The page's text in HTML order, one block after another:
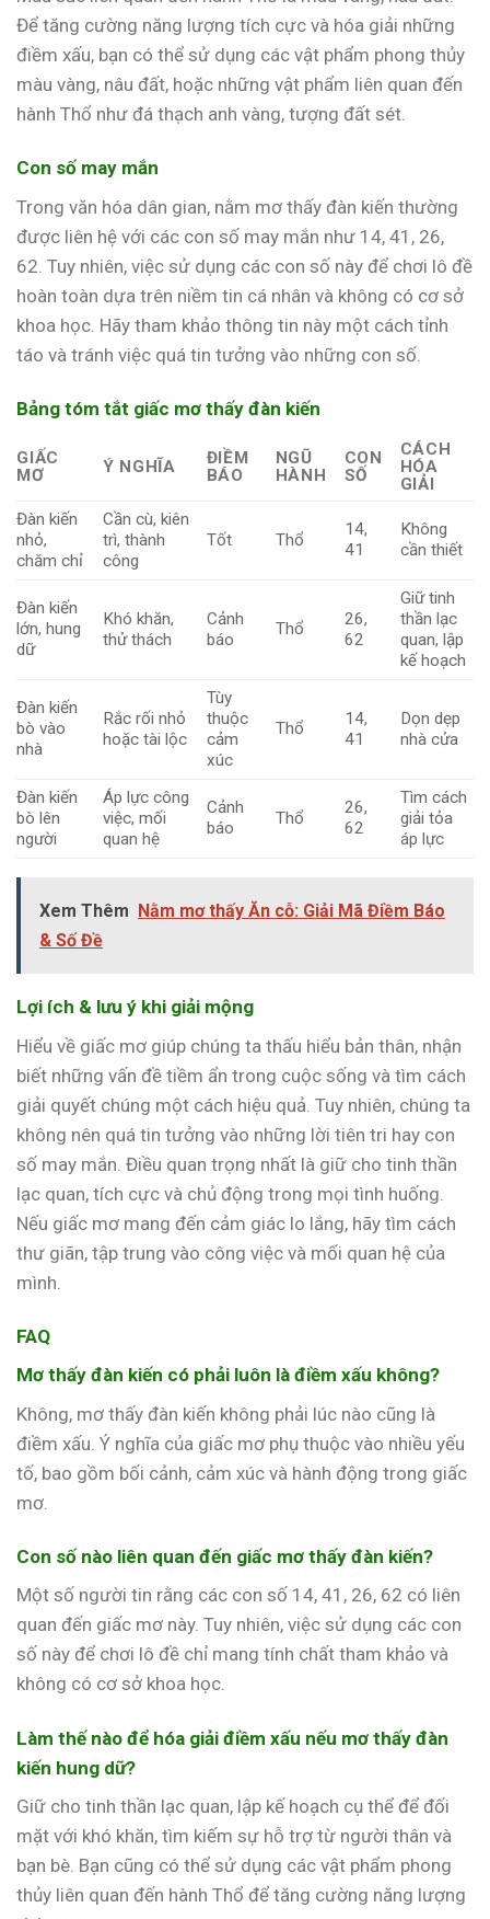
Để tăng cường năng lượng tích cực và hóa giải những
điềm xấu, bạn có thể sử dụng các vật phẩm phong thủy
màu vàng, nâu đất, hoặc những vật phẩm liên quan đến
hành Thổ như đá thạch anh vàng, tượng đất sét.
Con số may mắn
Trong văn hóa dân gian, nằm mơ thấy đàn kiến thường
được liên hệ với các con số may mắn như 14, 41, 26,
62. Tuy nhiên, việc sử dụng các con số này để chơi lô đề
hoàn toàn dựa trên niềm tin cá nhân và không có cơ sở
khoa học. Hãy tham khảo thông tin này một cách tỉnh
táo và tránh việc quá tin tưởng vào những con số.
Bảng tóm tắt giấc mơ thấy đàn kiến
GIẤC
MƠ
Ý NGHĨA
ĐIỀM
BÁO
NGŨ
HÀNH
CON
SỐ
CÁCH
HÓA
GIẢI
Đàn kiến
nhỏ,
chăm chỉ
Cần cù, kiên
trì, thành
công
Tốt Thổ
14,
41
Không
cần thiết
Đàn kiến
lớn, hung
dữ
Khó khăn,
thử thách
Cảnh
báo
Thổ
26,
62
Giữ tinh
thần lạc
quan, lập
kế hoạch
Đàn kiến
bò vào
nhà
Rắc rối nhỏ
hoặc tài lộc
Tùy
thuộc
cảm
xúc
Thổ
14,
41
Dọn dẹp
nhà cửa
Đàn kiến
bò lên
người
Áp lực công
việc, mối
quan hệ
Cảnh
báo
Thổ
26,
62
Tìm cách
giải tỏa
áp lực
Xem Thêm
Nằm mơ thấy Ăn cỗ: Giải Mã Điềm Báo
& Số Đề
Lợi ích & lưu ý khi giải mộng
Hiểu về giấc mơ giúp chúng ta thấu hiểu bản thân, nhận
biết những vấn đề tiềm ẩn trong cuộc sống và tìm cách
giải quyết chúng một cách hiệu quả. Tuy nhiên, chúng ta
không nên quá tin tưởng vào những lời tiên tri hay con
số may mắn. Điều quan trọng nhất là giữ cho tinh thần
lạc quan, tích cực và chủ động trong mọi tình huống.
Nếu giấc mơ mang đến cảm giác lo lắng, hãy tìm cách
thư giãn, tập trung vào công việc và mối quan hệ của
mình.
FAQ
Mơ thấy đàn kiến có phải luôn là điềm xấu không?
Không, mơ thấy đàn kiến không phải lúc nào cũng là
điềm xấu. Ý nghĩa của giấc mơ phụ thuộc vào nhiều yếu
tố, bao gồm bối cảnh, cảm xúc và hành động trong giấc
mơ.
Con số nào liên quan đến giấc mơ thấy đàn kiến?
Một số người tin rằng các con số 14, 41, 26, 62 có liên
quan đến giấc mơ này. Tuy nhiên, việc sử dụng các con
số này để chơi lô đề chỉ mang tính chất tham khảo và
không có cơ sở khoa học.
Làm thế nào để hóa giải điềm xấu nếu mơ thấy đàn
kiến hung dữ?
Giữ cho tinh thần lạc quan, lập kế hoạch cụ thể để đối
mặt với khó khăn, tìm kiếm sự hỗ trợ từ người thân và
bạn bè. Bạn cũng có thể sử dụng các vật phẩm phong
thủy liên quan đến hành Thổ để tăng cường năng lượng